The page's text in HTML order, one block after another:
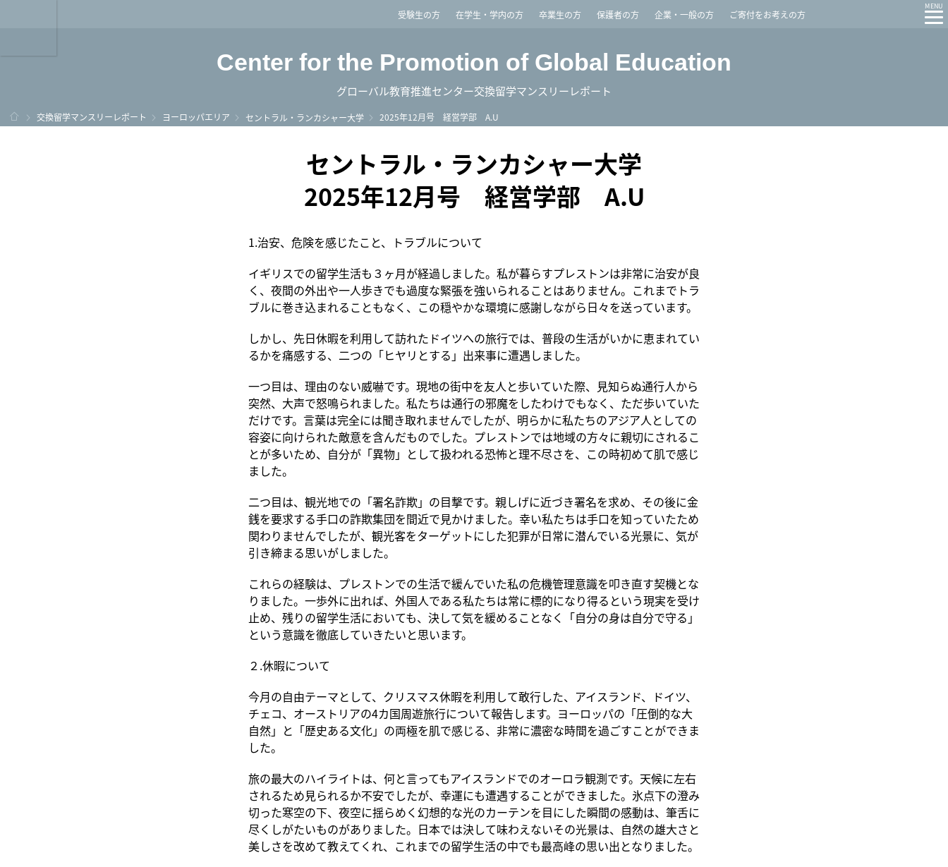
龍谷大学 You, Unlimited受験生の方 在学生・学内の方 卒業生の方 保護者の方 企業・一般の方 ご寄付をお考えの方
MENU
Access
Center for the Promotion of Global Education
グローバル教育推進センター交換留学マンスリーレポート
ホーム
交換留学マンスリーレポート ヨーロッパエリア セントラル・ランカシャー大学 2025年12月号 経営学部 A.U
セントラル・ランカシャー大学
2025年12月号 経営学部 A.U
1.治安、危険を感じたこと、トラブルについて
イギリスでの留学生活も３ヶ月が経過しました。私が暮らすプレストンは非常に治安が良
く、夜間の外出や一人歩きでも過度な緊張を強いられることはありません。これまでトラ
ブルに巻き込まれることもなく、この穏やかな環境に感謝しながら日々を送っています。
しかし、先日休暇を利用して訪れたドイツへの旅行では、普段の生活がいかに恵まれてい
るかを痛感する、二つの「ヒヤリとする」出来事に遭遇しました。
一つ目は、理由のない威嚇です。現地の街中を友人と歩いていた際、見知らぬ通行人から
突然、大声で怒鳴られました。私たちは通行の邪魔をしたわけでもなく、ただ歩いていた
だけです。言葉は完全には聞き取れませんでしたが、明らかに私たちのアジア人としての
容姿に向けられた敵意を含んだものでした。プレストンでは地域の方々に親切にされるこ
とが多いため、自分が「異物」として扱われる恐怖と理不尽さを、この時初めて肌で感じ
ました。
二つ目は、観光地での「署名詐欺」の目撃です。親しげに近づき署名を求め、その後に金
銭を要求する手口の詐欺集団を間近で見かけました。幸い私たちは手口を知っていたため
関わりませんでしたが、観光客をターゲットにした犯罪が日常に潜んでいる光景に、気が
引き締まる思いがしました。
これらの経験は、プレストンでの生活で緩んでいた私の危機管理意識を叩き直す契機とな
りました。一歩外に出れば、外国人である私たちは常に標的になり得るという現実を受け
止め、残りの留学生活においても、決して気を緩めることなく「自分の身は自分で守る」
という意識を徹底していきたいと思います。
２.休暇について
今月の自由テーマとして、クリスマス休暇を利用して敢行した、アイスランド、ドイツ、
チェコ、オーストリアの4カ国周遊旅行について報告します。ヨーロッパの「圧倒的な大
自然」と「歴史ある文化」の両極を肌で感じる、非常に濃密な時間を過ごすことができま
した。
旅の最大のハイライトは、何と言ってもアイスランドでのオーロラ観測です。天候に左右
されるため見られるか不安でしたが、幸運にも遭遇することができました。氷点下の澄み
切った寒空の下、夜空に揺らめく幻想的な光のカーテンを目にした瞬間の感動は、筆舌に
尽くしがたいものがありました。日本では決して味わえないその光景は、自然の雄大さと
美しさを改めて教えてくれ、これまでの留学生活の中でも最高峰の思い出となりました。